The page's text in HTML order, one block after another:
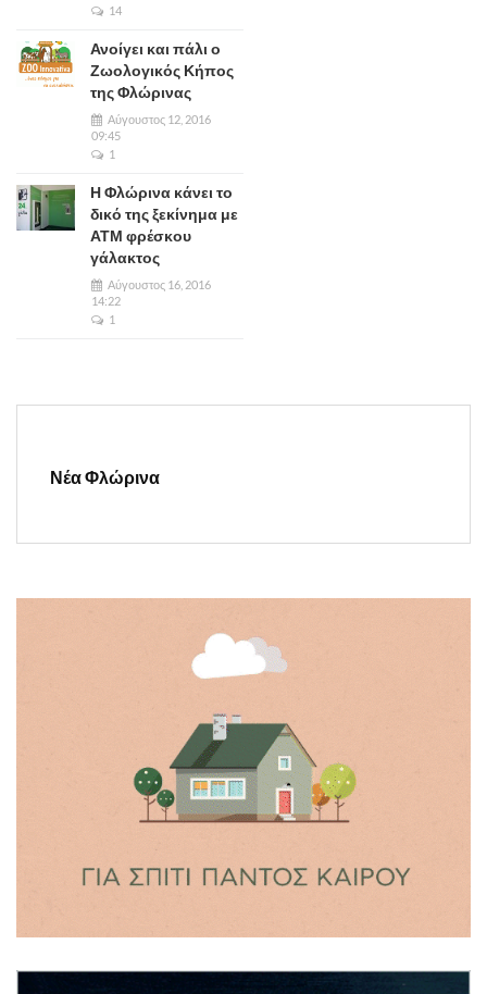
14
Ανοίγει και πάλι ο
Ζωολογικός Κήπος
της Φλώρινας
Αύγουστος 12, 2016
09:45
1
Η Φλώρινα κάνει το
δικό της ξεκίνημα με
ΑΤΜ φρέσκου
γάλακτος
Αύγουστος 16, 2016
14:22
1
Νέα Φλώρινα